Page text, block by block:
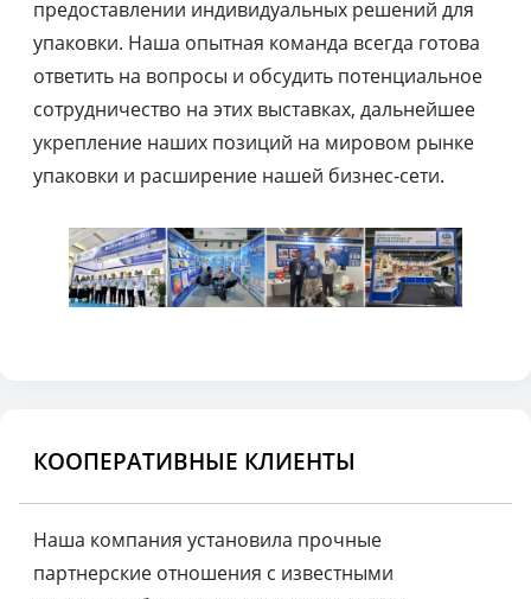
предоставлении индивидуальных решений для
упаковки. Наша опытная команда всегда готова
ответить на вопросы и обсудить потенциальное
сотрудничество на этих выставках, дальнейшее
укрепление наших позиций на мировом рынке
упаковки и расширение нашей бизнес-сети.
КООПЕРАТИВНЫЕ КЛИЕНТЫ
Наша компания установила прочные
партнерские отношения с известными